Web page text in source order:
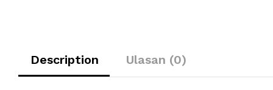
Description Ulasan (0)